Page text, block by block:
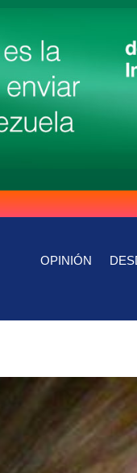
OPINIÓN